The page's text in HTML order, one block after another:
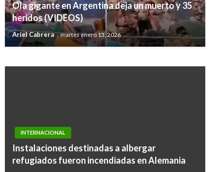
Ola gigante en Argentina deja un muerto y 35
heridos (VIDEOS)
Ariel Cabrera martes enero 13, 2026
Líderes mundiales aprueban declaración sobre
salud para alcanzar la cobertura sanitaria
universal
Ariel Cabrera martes septiembre 24, 2019
INTERNACIONAL
Instalaciones destinadas a albergar
refugiados fueron incendiadas en Alemania